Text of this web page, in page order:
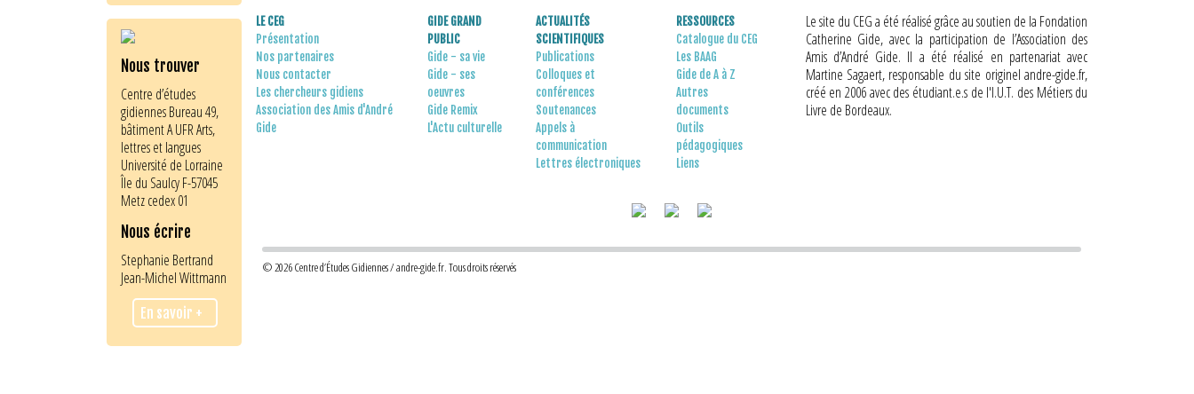
Nous trouver
Centre d’études
gidiennes Bureau 49,
bâtiment A UFR Arts,
lettres et langues
Université de Lorraine
Île du Saulcy F-57045
Metz cedex 01
Nous écrire
Stephanie Bertrand
Jean-Michel Wittmann
En savoir +
LE CEG
Présentation
Nos partenaires
Nous contacter
Les chercheurs gidiens
Association des Amis d'André
Gide
GIDE GRAND
PUBLIC
Gide - sa vie
Gide - ses
oeuvres
Gide Remix
L'Actu culturelle
ACTUALITÉS
SCIENTIFIQUES
Publications
Colloques et
conférences
Soutenances
Appels à
communication
Lettres électroniques
RESSOURCES
Catalogue du CEG
Les BAAG
Gide de A à Z
Autres
documents
Outils
pédagogiques
Liens
Le site du CEG a été réalisé grâce au soutien de la Fondation
Catherine Gide, avec la participation de l’Association des
Amis d’André Gide. Il a été réalisé en partenariat avec
Martine Sagaert, responsable du site originel andre-gide.fr,
créé en 2006 avec des étudiant.e.s de l'I.U.T. des Métiers du
Livre de Bordeaux.
© 2026 Centre d’Études Gidiennes / andre-gide.fr. Tous droits réservés